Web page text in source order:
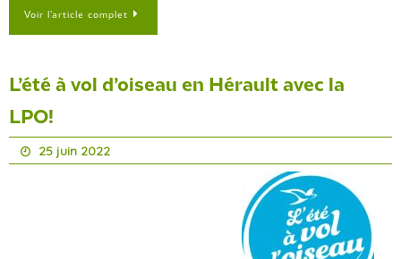
Voir l’article complet
L’été à vol d’oiseau en Hérault avec la
LPO!
25 juin 2022